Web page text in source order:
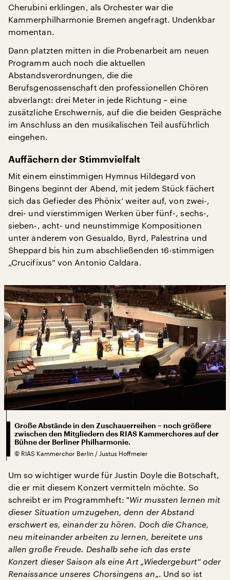
Cherubini erklingen, als Orchester war die
Kammerphilharmonie Bremen angefragt. Undenkbar
momentan.
Dann platzten mitten in die Probenarbeit am neuen
Programm auch noch die aktuellen
Abstandsverordnungen, die die
Berufsgenossenschaft den professionellen Chören
abverlangt: drei Meter in jede Richtung – eine
zusätzliche Erschwernis, auf die die beiden Gespräche
im Anschluss an den musikalischen Teil ausführlich
eingehen.
Auffächern der Stimmvielfalt
Mit einem einstimmigen Hymnus Hildegard von
Bingens beginnt der Abend, mit jedem Stück fächert
sich das Gefieder des Phönix‘ weiter auf, von zwei-,
drei- und vierstimmigen Werken über fünf-, sechs-,
sieben-, acht- und neunstimmige Kompositionen
unter anderem von Gesualdo, Byrd, Palestrina und
Sheppard bis hin zum abschließenden 16-stimmigen
„Crucifixus“ von Antonio Caldara.
Große Abstände in den Zuschauerreihen – noch größere
zwischen den Mitgliedern des RIAS Kammerchores auf der
Bühne der Berliner Philharmonie.
© RIAS Kammerchor Berlin / Justus Hoffmeier
Um so wichtiger wurde für Justin Doyle die Botschaft,
die er mit diesem Konzert vermitteln möchte. So
schreibt er im Programmheft: "Wir mussten lernen mit
dieser Situation umzugehen, denn der Abstand
erschwert es, einander zu hören. Doch die Chance,
neu miteinander arbeiten zu lernen, bereitete uns
allen große Freude. Deshalb sehe ich das erste
Konzert dieser Saison als eine Art „Wiedergeburt“ oder
Renaissance unseres Chorsingens an„. Und so ist